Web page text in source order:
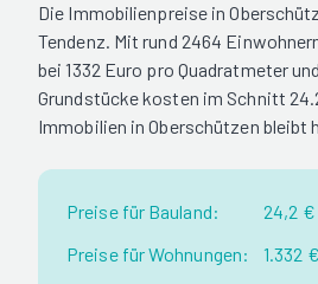
Die Immobilienpreise in
Tendenz. Mit rund 2464
bei 1332 Euro pro Quadratmeter
Grundstücke kosten im Schnitt
Immobilien in Oberschützen bleibt
Preise für Bauland:
24,2 €
Preise für Wohnungen:
1.332 €